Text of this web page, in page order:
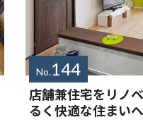
No.144
店舗兼住宅をリノ
るく快適な住まいへ